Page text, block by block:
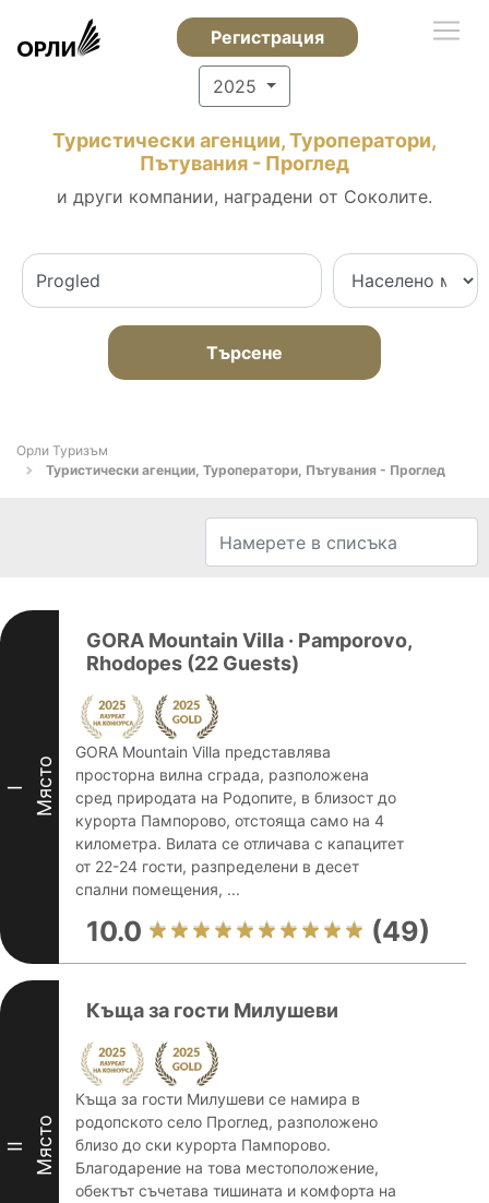
Регистрация
2025
Туристически агенции, Туроператори,
Пътувания - Проглед
и други компании, наградени от Соколите.
Търсене
Орли Туризъм
Туристически агенции, Туроператори, Пътувания - Проглед
I Място
GORA Mountain Villa · Pamporovo,
Rhodopes (22 Guests)
GORA Mountain Villa представлява
просторна вилна сграда, разположена
сред природата на Родопите, в близост до
курорта Пампорово, отстояща само на 4
километра. Вилата се отличава с капацитет
от 22-24 гости, разпределени в десет
спални помещения, ...
10.0 (49)
II Място
Къща за гости Милушеви
Къща за гости Милушеви се намира в
родопското село Проглед, разположено
близо до ски курорта Пампорово.
Благодарение на това местоположение,
обектът съчетава тишината и комфорта на